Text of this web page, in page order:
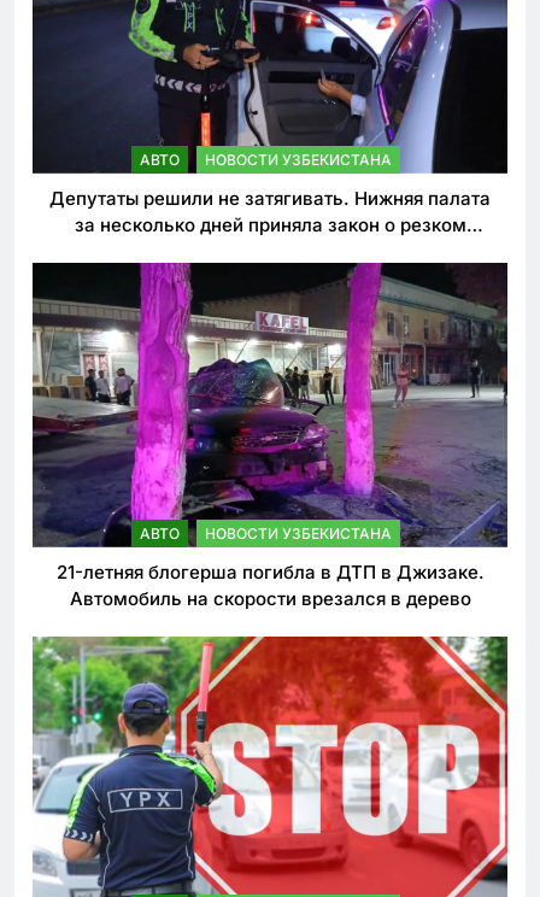
АВТО НОВОСТИ УЗБЕКИСТАНА
Депутаты решили не затягивать. Нижняя палата
за несколько дней приняла закон о резком
АВТО НОВОСТИ УЗБЕКИСТАНА
21-летняя блогерша погибла в ДТП в Джизаке.
Автомобиль на скорости врезался в дерево